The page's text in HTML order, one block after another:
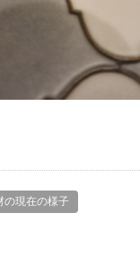
の現在の様子